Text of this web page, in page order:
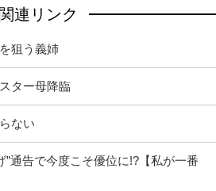
関連リンク
狙う義姉
ター母降臨
ない
”通告で今度こそ優位に!?【私が一番